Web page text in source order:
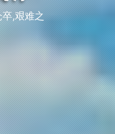
难之业当累日